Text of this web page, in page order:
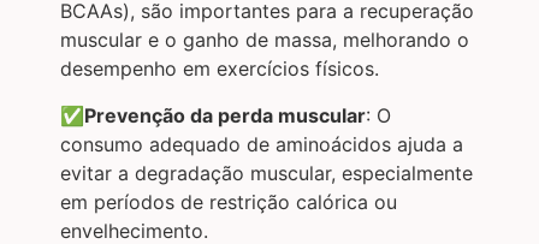
BCAAs), são importantes para a recuperação
muscular e o ganho de massa, melhorando o
desempenho em exercícios físicos.
✅Prevenção da perda muscular: O
consumo adequado de aminoácidos ajuda a
evitar a degradação muscular, especialmente
em períodos de restrição calórica ou
envelhecimento.